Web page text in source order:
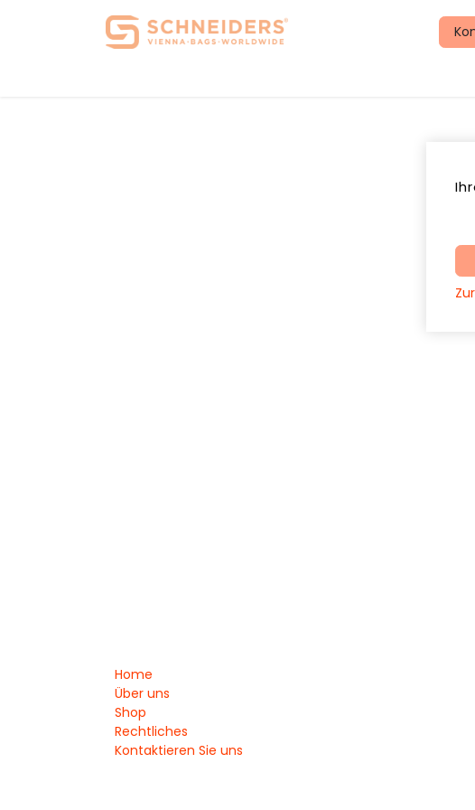
Home
Über uns
Shop
Rechtliches
Kontaktieren Sie uns